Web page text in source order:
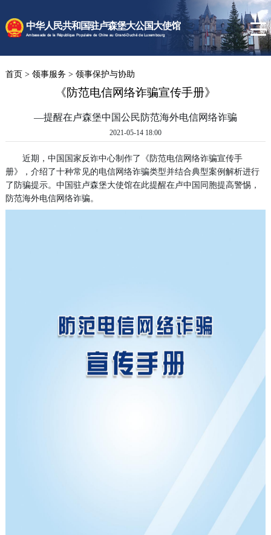
中华人民共和国驻卢森堡大公国大使馆
Ambassade de la République Populaire de Chine au Grand-Duché de Luxembourg
使馆速递
卢森堡概况
领事服务
首页 > 领事服务 > 领事保护与协助
《防范电信网络诈骗宣传手册》
—提醒在卢森堡中国公民防范海外电信网络诈骗
2021-05-14 18:00
近期，中国国家反诈中心制作了《防范电信网络诈骗宣传手
册》，介绍了十种常见的电信网络诈骗类型并结合典型案例解析进行
了防骗提示。中国驻卢森堡大使馆在此提醒在卢中国同胞提高警惕，
防范海外电信网络诈骗。